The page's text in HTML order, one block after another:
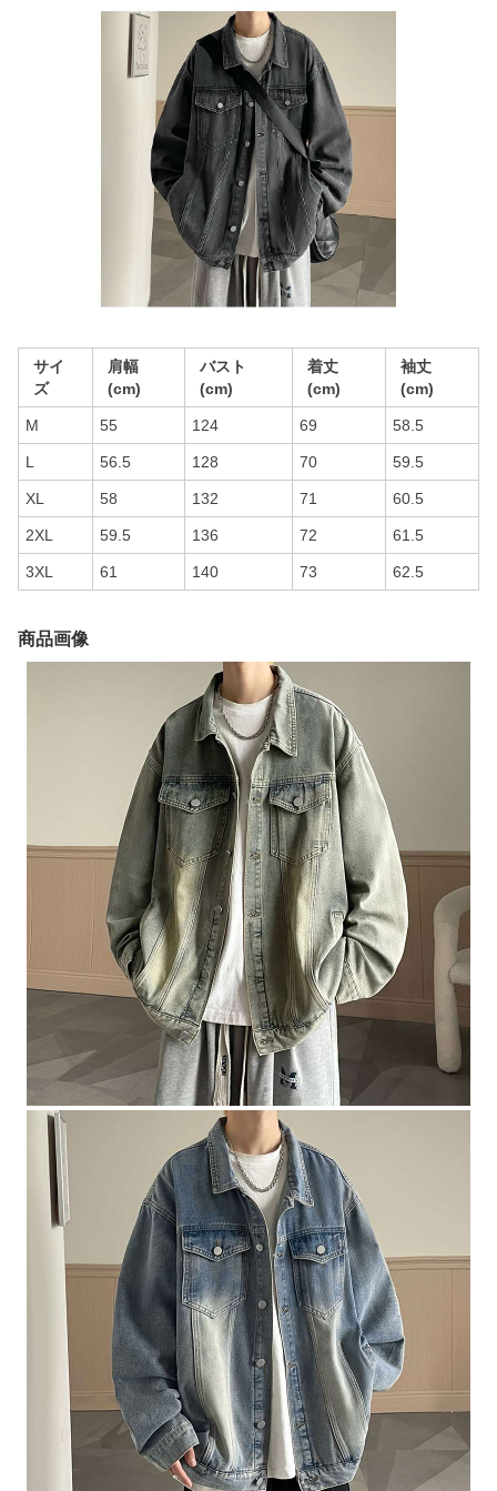
サイ
ズ
肩幅
(cm)
バスト
(cm)
着丈
(cm)
袖丈
(cm)
M 55 124 69 58.5
L 56.5 128 70 59.5
XL 58 132 71 60.5
2XL 59.5 136 72 61.5
3XL 61 140 73 62.5
商品画像